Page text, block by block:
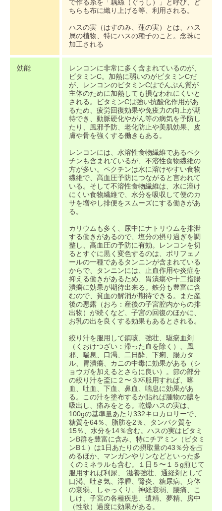
で作る糸を「藕絲（ぐうし）」と呼び、ど
ちらも布に織り上げる等、利用される。
ハスの実（はすのみ、蓮の実）とは、ハス
属の植物、特にハスの種子のこと。念珠に
加工される
効能
レンコンに非常に多く含まれているのが、
ビタミンC。加熱に弱いのがビタミンCだ
が、レンコンのビタミンCはでんぷん質が
主体のために加熱しても損なわれにくいと
される。ビタミンCは強い抗酸化作用があ
るため、疲労回復効果や免疫力の向上が期
待でき、動脈硬化やがん等の病気を予防し
たり、風邪予防、老化防止や美肌効果、皮
膚や骨を強くする働きもある。
レンコンには、水溶性食物繊維であるペク
チンも含まれているが、不溶性食物繊維の
方が多い。ペクチンは水に溶けやすい食物
繊維で、高血圧予防につながると言われて
いる。そして不溶性食物繊維は、水に溶け
にくい食物繊維で、水分を吸収して便のカ
サを増やし排便をスムーズにする働きがあ
る。
カリウムも多く、尿中にナトリウムを排泄
する働きがあるので、塩分の摂り過ぎを調
整し、高血圧の予防に有効。レンコンを切
るとすぐに黒く変色するのは、ポリフェノ
ールの一種であるタンニンが含まれている
からで、タンニンには、止血作用や炎症を
抑える働きがあるため、胃潰瘍や十二指腸
潰瘍に効果が期待出来る。鉄分も豊富に含
むので、貧血の解消が期待できる。また産
後の悪露（おろ：産後の子宮腔内からの排
出物）が続くなど、子宮の回復のほかに、
お乳の出を良くする効果もあるとされる。
絞り汁を服用して鎮咳、強壮、駆瘀血剤
（くおけつざい：滞った血を除く）、風
邪、喘息、口渇、二日酔、下痢、腸カタ
ル、胃潰瘍、カニの中毒に効果がある（シ
ョウガを加えるとさらに良い）。節の部分
の絞り汁を盃に２〜３杯服用すれば、喀
血、吐血、下血、鼻血、喘息に効果があ
る。この汁を塗布するか貼れば腫物の膿を
吸出し、痛みをとる。乾燥ハスの実は、
100gの基準量あたり332キロカロリーで、
糖質を64％、脂肪を2％、タンパク質を
15％、水分を14％含む。ハスの実はビタミ
ンB群を豊富に含み、特にチアミン（ビタミ
ンB１）は1日あたりの摂取量の43％分を占
めるほか、マンガンやリンなどといった多
くのミネラルも含む。１日５〜１５g煎じて
服用すれば利尿、 滋養強壮、通経剤として
口渇、吐き気、浮腫、腎炎、糖尿病、身体
の衰弱、しゃっくり、神経衰弱、腰痛、こ
しけ、子宮の各種疾患、遺精、夢精、房中
（性欲）過度に効果がある。